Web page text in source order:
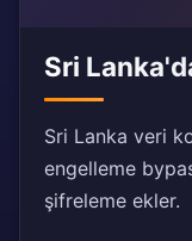
Sri
Sri Lanka veri
engelleme
şifreleme ekler.